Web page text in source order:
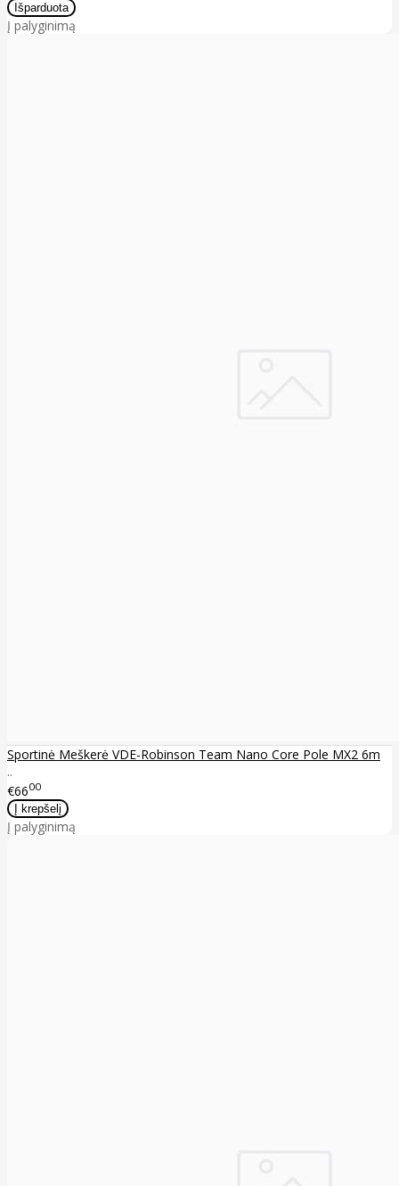
Į palyginimą
Sportinė Meškerė VDE-Robinson Team Nano Core Pole MX2 6m
..
€6600
Į palyginimą